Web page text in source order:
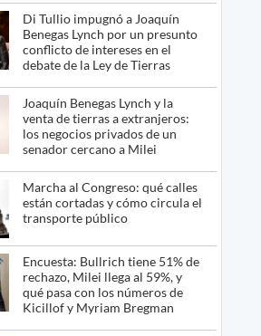
Di Tullio impugnó a Joaquín
Benegas Lynch por un presunto
conflicto de intereses en el
debate de la Ley de Tierras
Joaquín Benegas Lynch y la
venta de tierras a extranjeros:
los negocios privados de un
senador cercano a Milei
Marcha al Congreso: qué calles
están cortadas y cómo circula el
transporte público
Encuesta: Bullrich tiene 51% de
rechazo, Milei llega al 59%, y
qué pasa con los números de
Kicillof y Myriam Bregman